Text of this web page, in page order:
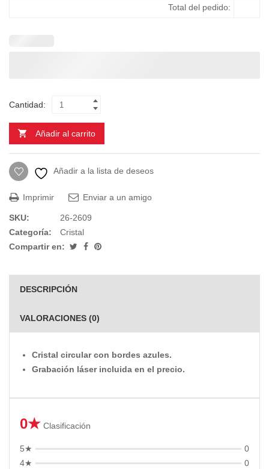
Total del pedido:
Cantidad:
Añadir al carrito
Añadir a la lista de deseos
Imprimir Enviar a un amigo
SKU:
26-2609
Categoría:
Cristal
Compartir en:
DESCRIPCIÓN
VALORACIONES (0)
Cristal circular con bordes azules.
Grabación láser incluida en el precio.
0★ Clasificación
5★
0
4★
0